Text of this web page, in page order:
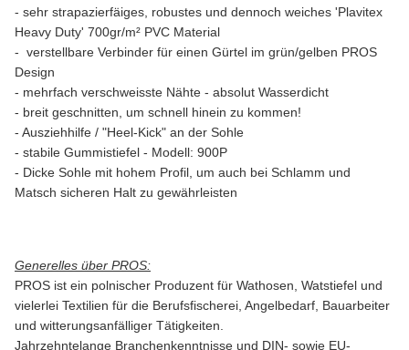
- sehr strapazierfäiges, robustes und dennoch weiches 'Plavitex
Heavy Duty' 700gr/m² PVC Material
- verstellbare Verbinder für einen Gürtel im grün/gelben PROS
Design
- mehrfach verschweisste Nähte - absolut Wasserdicht
- breit geschnitten, um schnell hinein zu kommen!
- Ausziehhilfe / "Heel-Kick" an der Sohle
- stabile Gummistiefel - Modell: 900P
- Dicke Sohle mit hohem Profil, um auch bei Schlamm und
Matsch sicheren Halt zu gewährleisten
Generelles über PROS:
PROS ist ein polnischer Produzent für Wathosen, Watstiefel und
vielerlei Textilien für die Berufsfischerei, Angelbedarf, Bauarbeiter
und witterungsanfälliger Tätigkeiten.
Jahrzehntelange Branchenkenntnisse und DIN- sowie EU-